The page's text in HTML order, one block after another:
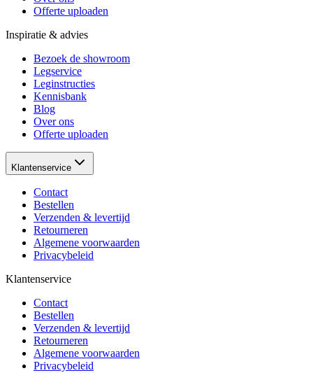
Offerte uploaden
Inspiratie & advies
Bezoek de showroom
Legservice
Leginstructies
Kennisbank
Blog
Over ons
Offerte uploaden
Klantenservice
Contact
Bestellen
Verzenden & levertijd
Retourneren
Algemene voorwaarden
Privacybeleid
Klantenservice
Contact
Bestellen
Verzenden & levertijd
Retourneren
Algemene voorwaarden
Privacybeleid